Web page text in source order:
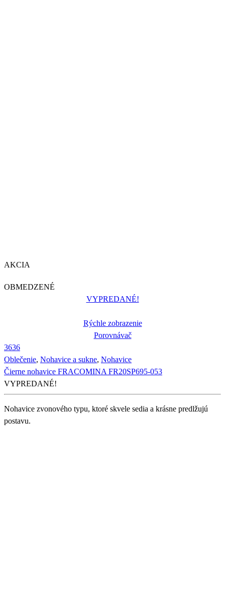
AKCIA
OBMEDZENÉ
VYPREDANÉ!
Rýchle zobrazenie
Porovnávač
3636
Oblečenie, Nohavice a sukne, Nohavice
Čierne nohavice FRACOMINA FR20SP695-053
VYPREDANÉ!
Nohavice zvonového typu, ktoré skvele sedia a krásne predlžujú
postavu.